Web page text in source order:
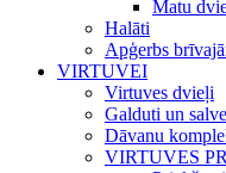
Matu
Halāti
Apģerbs
VIRTUVEI
Virtuves dvieļi
Galduti un
Dāvanu
VIRTUVES